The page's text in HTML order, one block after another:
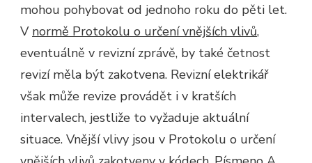
mohou pohybovat od jednoho roku do pěti let.
V normě Protokolu o určení vnějších vlivů,
eventuálně v revizní zprávě, by také četnost
revizí měla být zakotvena. Revizní elektrikář
však může revize provádět i v kratších
intervalech, jestliže to vyžaduje aktuální
situace. Vnější vlivy jsou v Protokolu o určení